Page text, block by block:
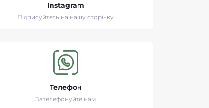
Instagram
Підписуйтесь на нашу сторінку
Телефон
Зателефонуйте нам